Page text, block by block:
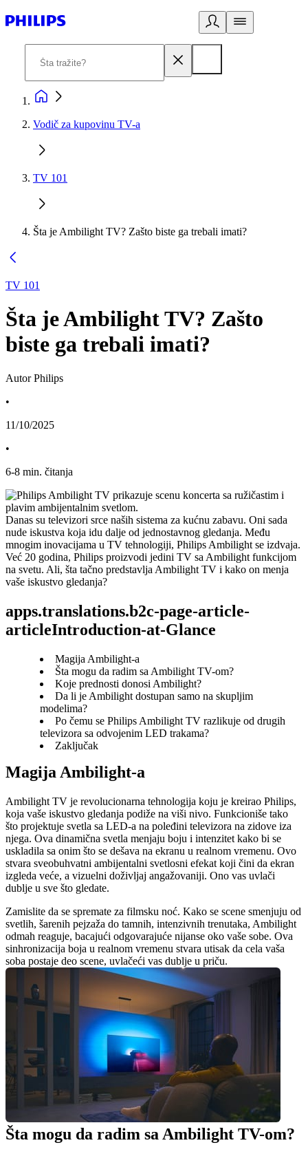
Vodič za kupovinu TV-a
TV 101
Šta je Ambilight TV? Zašto biste ga trebali imati?
TV 101
Šta je Ambilight TV? Zašto
biste ga trebali imati?
Autor Philips
•
11/10/2025
•
6-8 min. čitanja
Danas su televizori srce naših sistema za kućnu zabavu. Oni sada
nude iskustva koja idu dalje od jednostavnog gledanja. Među
mnogim inovacijama u TV tehnologiji, Philips Ambilight se izdvaja.
Već 20 godina, Philips proizvodi jedini TV sa Ambilight funkcijom
na svetu. Ali, šta tačno predstavlja Ambilight TV i kako on menja
vaše iskustvo gledanja?
apps.translations.b2c-page-article-
articleIntroduction-at-Glance
Magija Ambilight-a
Šta mogu da radim sa Ambilight TV-om?
Koje prednosti donosi Ambilight?
Da li je Ambilight dostupan samo na skupljim
modelima?
Po čemu se Philips Ambilight TV razlikuje od drugih
televizora sa odvojenim LED trakama?
Zaključak
Magija Ambilight-a
Ambilight TV je revolucionarna tehnologija koju je kreirao Philips,
koja vaše iskustvo gledanja podiže na viši nivo. Funkcioniše tako
što projektuje svetla sa LED-a na poleđini televizora na zidove iza
njega. Ova dinamična svetla menjaju boju i intenzitet kako bi se
uskladila sa onim što se dešava na ekranu u realnom vremenu. Ovo
stvara sveobuhvatni ambijentalni svetlosni efekat koji čini da ekran
izgleda veće, a vizuelni doživljaj angažovaniji. Ono vas uvlači
dublje u sve što gledate.
Zamislite da se spremate za filmsku noć. Kako se scene smenjuju od
svetlih, šarenih pejzaža do tamnih, intenzivnih trenutaka, Ambilight
odmah reaguje, bacajući odgovarajuće nijanse oko vaše sobe. Ova
sinhronizacija boja u realnom vremenu stvara utisak da cela vaša
soba postaje deo scene, uvlačeći vas dublje u priču.
Šta mogu da radim sa Ambilight TV-om?